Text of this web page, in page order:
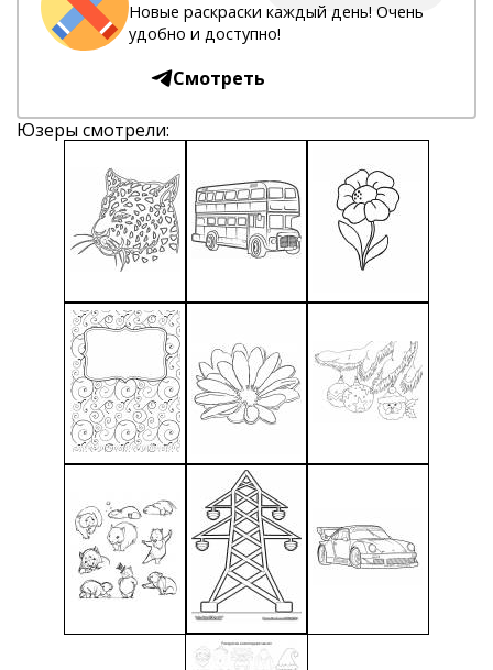
Новые раскраски каждый день! Очень
удобно и доступно!
Смотреть
Юзеры смотрели: